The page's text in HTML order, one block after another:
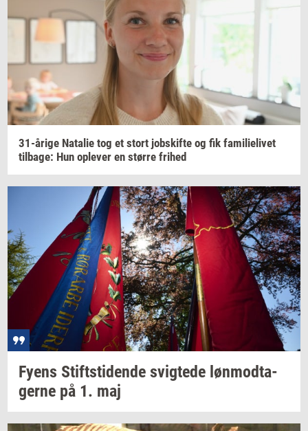
31-​årige Na­ta­lie tog et stort jobs­kif­te og fik fa­mi­li­e­li­vet
til­ba­ge: Hun op­le­ver en stør­re fri­hed
Fyens Stift­s­ti­den­de svig­te­de løn­mod­ta­
ger­ne på 1. maj